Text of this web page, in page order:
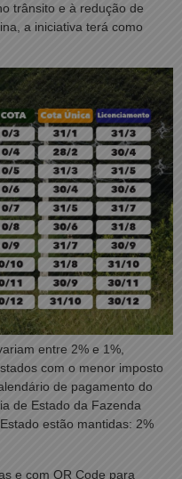
trânsito e à redução de
a iniciativa terá como
entre 2% e 1%,
com o menor imposto
de pagamento do
de Estado da Fazenda
estão mantidas: 2%
e com QR Code para